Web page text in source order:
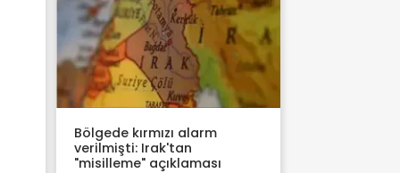
Bölgede kırmızı alarm
verilmişti: Irak'tan
"misilleme" açıklaması